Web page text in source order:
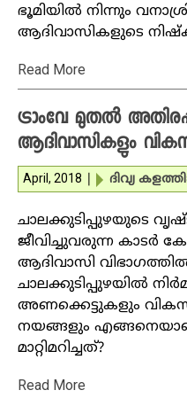
ഭൂമിയില്‍ നിന്നും
ആദിവാസികളുടെ
Read More
ട്രാംവേ മുതല്‍
ആദിവാസികളും
April, 2018 ദിവ്യ
ചാലക്കുടിപ്പുഴയുടെ
ജീവിച്ചുവരുന്ന കാടര്‍
ആദിവാസി
ചാലക്കുടിപ്പുഴയില്‍
അണക്കെട്ടുകളും
നയങ്ങളും
മാറ്റിമറിച്ചത്?
Read More